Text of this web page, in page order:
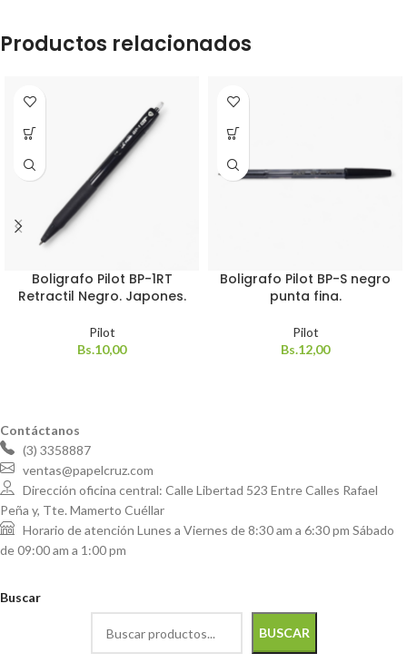
Productos relacionados
Boligrafo Pilot BP-1RT
Retractil Negro. Japones.
Pilot
Bs.10,00
Boligrafo Pilot BP-S negro
punta fina.
Pilot
Bs.12,00
Contáctanos
(3) 3358887
ventas@papelcruz.com
Dirección oficina central: Calle Libertad 523 Entre Calles Rafael
Peña y, Tte. Mamerto Cuéllar
Horario de atención Lunes a Viernes de 8:30 am a 6:30 pm Sábado
de 09:00 am a 1:00 pm
Buscar
BUSCAR